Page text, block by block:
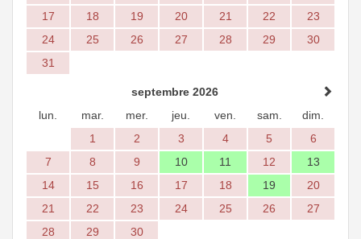
17
18 19 20 21 22
23
24
25 26 27 28 29
30
31
septembre 2026
lun.
mar. mer. jeu. ven. sam.
dim.
1
2 3 4 5
6
7
8 9 10 11 12
13
14
15 16 17 18 19
20
21
22 23 24 25 26
27
28
29 30